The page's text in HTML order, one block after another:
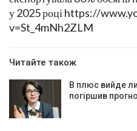
у 2025 році https://
v=St_4mNh2ZLM
Читайте також
В плюс вийде
погіршив